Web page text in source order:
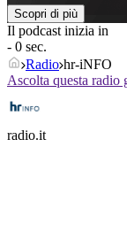
Scopri di più
Il podcast inizia in
- 0 sec.
Radio hr-iNFO
Ascolta questa radio
radio.it